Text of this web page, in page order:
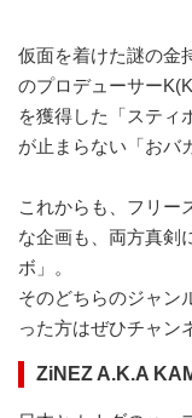
仮面を着けた謎の金
のプロデューサー
を獲得した「スティ
が止まらない「おバ
これからも、フリー
な企画も、両方真剣
ボ」。
そのどちらのジャン
った方はぜひチャン
ZiNEZ A.K.A